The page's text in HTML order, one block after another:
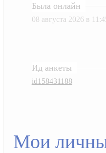
Была онлайн
08 августа 2026 в
Ид анкеты
id158431188
Мои